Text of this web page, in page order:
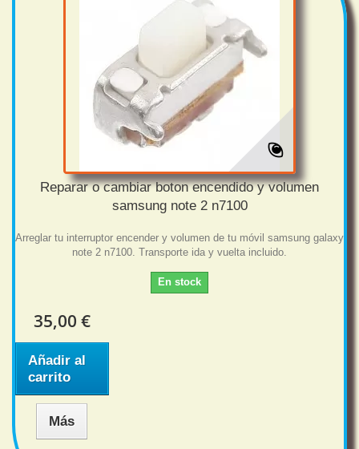
Reparar o cambiar boton encendido y volumen
samsung note 2 n7100
Arreglar tu interruptor encender y volumen de tu móvil samsung galaxy
note 2 n7100. Transporte ida y vuelta incluido.
En stock
35,00 €
Añadir al
carrito
Más